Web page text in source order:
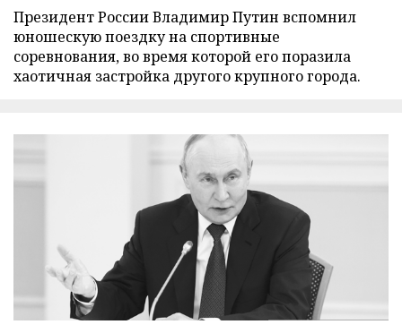
Президент России Владимир Путин вспомнил
юношескую поездку на спортивные
соревнования, во время которой его поразила
хаотичная застройка другого крупного города.